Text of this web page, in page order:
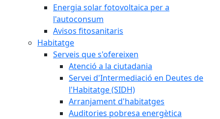
Energia solar fotovoltaica per a
l'autoconsum
Avisos fitosanitaris
Habitatge
Serveis que s'ofereixen
Atenció a la ciutadania
Servei d'Intermediació en Deutes de
l'Habitatge (SIDH)
Arranjament d'habitatges
Auditories pobresa energètica